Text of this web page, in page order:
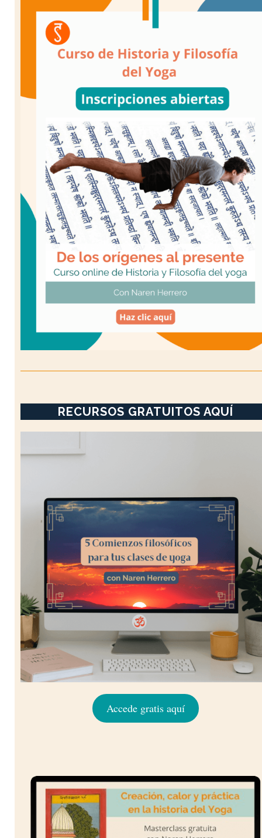
RECURSOS GRATUITOS AQUÍ
Accede gratis aquí